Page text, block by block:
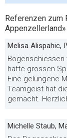
Referenzen zum
Appenzellerland»
Melisa Alispahic,
Bogenschiessen
hatte grossen
Eine gelungene
Teamgeist hat
gemacht.
Michelle Staub,